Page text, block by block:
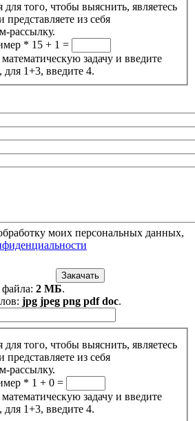
для того, чтобы выяснить, являетесь
из себя
рассылку.
* 15 + 1 =
задачу и введите
для 1+3, введите 4.
моих персональных данных,
2 МБ.
jpg jpeg png pdf doc.
для того, чтобы выяснить, являетесь
из себя
рассылку.
* 1 + 0 =
задачу и введите
для 1+3, введите 4.